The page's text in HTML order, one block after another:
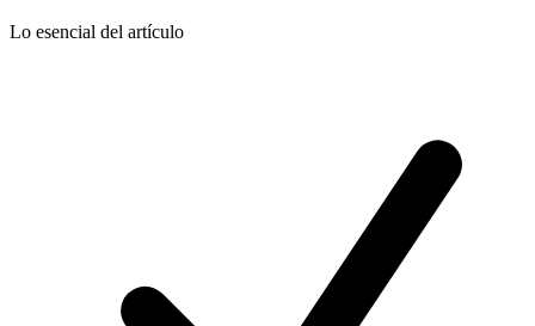
Lo esencial del artículo